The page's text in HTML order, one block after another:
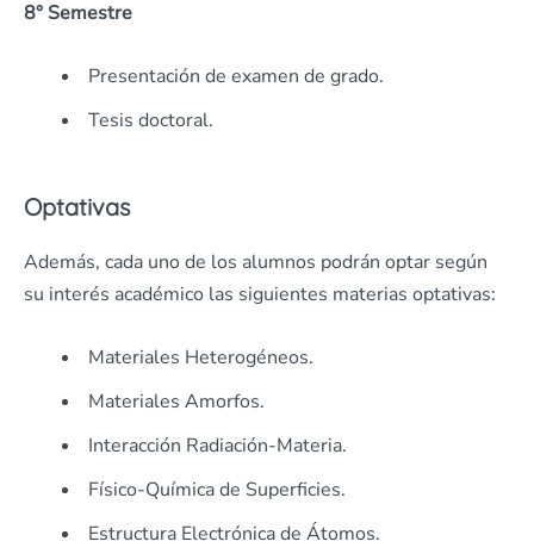
8° Semestre
Presentación de examen de grado.
Tesis doctoral.
Optativas
Además, cada uno de los alumnos podrán optar según
su interés académico las siguientes materias optativas:
Materiales Heterogéneos.
Materiales Amorfos.
Interacción Radiación-Materia.
Físico-Química de Superficies.
Estructura Electrónica de Átomos.